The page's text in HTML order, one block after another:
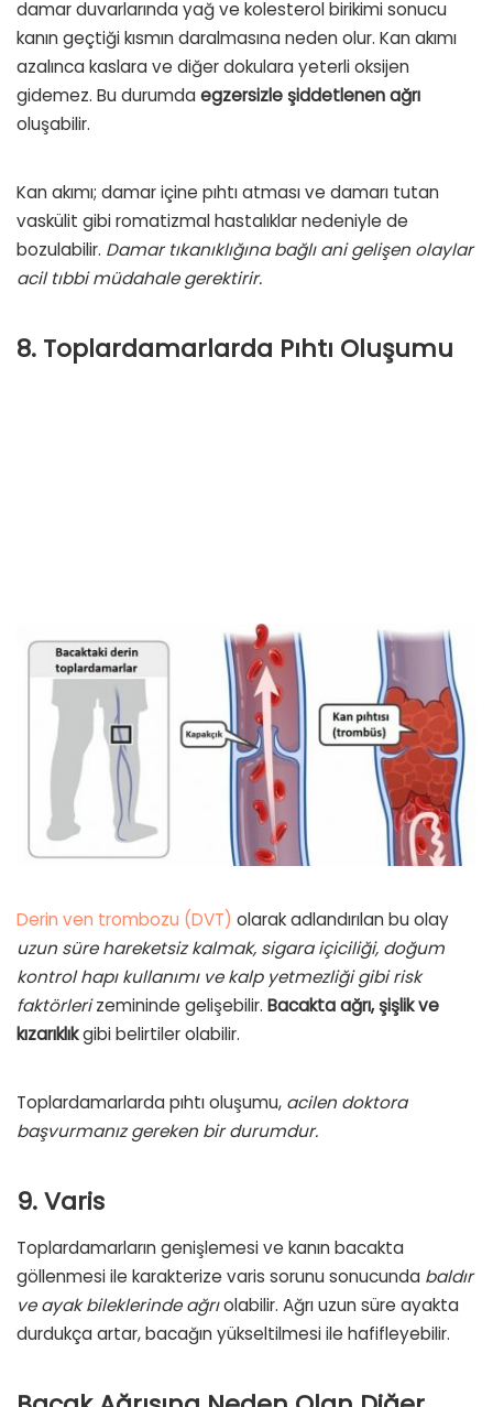
damar duvarlarında yağ ve kolesterol birikimi sonucu
kanın geçtiği kısmın daralmasına neden olur. Kan akımı
azalınca kaslara ve diğer dokulara yeterli oksijen
gidemez. Bu durumda egzersizle şiddetlenen ağrı
oluşabilir.
Kan akımı; damar içine pıhtı atması ve damarı tutan
vaskülit gibi romatizmal hastalıklar nedeniyle de
bozulabilir. Damar tıkanıklığına bağlı ani gelişen olaylar
acil tıbbi müdahale gerektirir.
8. Toplardamarlarda Pıhtı Oluşumu
Derin ven trombozu (DVT) olarak adlandırılan bu olay
uzun süre hareketsiz kalmak, sigara içiciliği, doğum
kontrol hapı kullanımı ve kalp yetmezliği gibi risk
faktörleri zemininde gelişebilir. Bacakta ağrı, şişlik ve
kızarıklıkgibi belirtiler olabilir.
Toplardamarlarda pıhtı oluşumu, acilen doktora
başvurmanız gereken bir durumdur.
9. Varis
Toplardamarların genişlemesi ve kanın bacakta
göllenmesi ile karakterize varis sorunu sonucunda baldır
ve ayak bileklerinde ağrıolabilir. Ağrı uzun süre ayakta
durdukça artar, bacağın yükseltilmesi ile hafifleyebilir.